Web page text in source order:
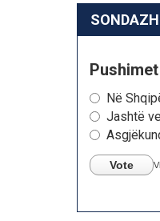
SONDAZH
Në
Jashtë
Vote